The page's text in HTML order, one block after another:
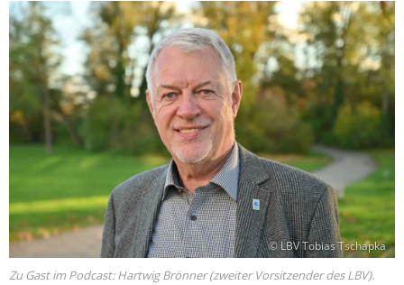
© LBV Tobias Tschapka
Zu Gast im Podcast: Hartwig Brönner (zweiter Vorsitzender des LBV).